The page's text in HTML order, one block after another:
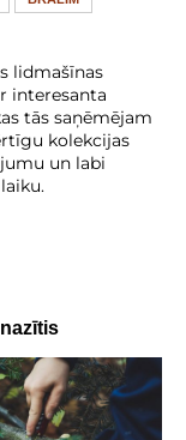
lidmašīnas
interesanta
tās saņēmējam
kolekcijas
un labi